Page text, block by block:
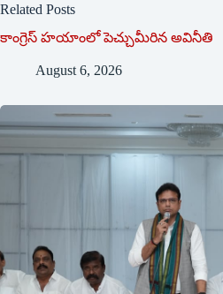
Related Posts
కాంగ్రెస్ హయాంలో పెచ్చుమీరిన అవినీతి
August 6, 2026